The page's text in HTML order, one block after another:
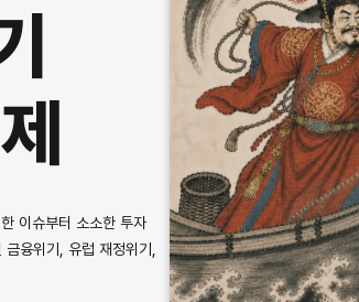
이슈부터 소소한 투자
융위기, 유럽 재정위기,